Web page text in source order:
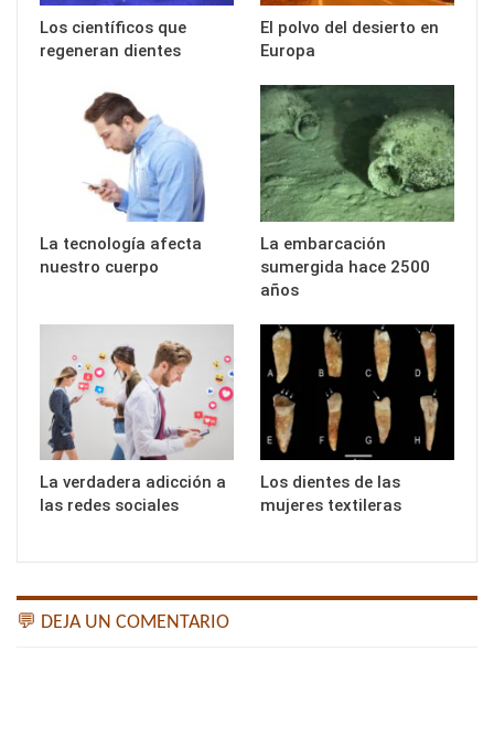
Los científicos que
regeneran dientes
El polvo del desierto en
Europa
La tecnología afecta
nuestro cuerpo
La embarcación
sumergida hace 2500
años
La verdadera adicción a
las redes sociales
Los dientes de las
mujeres textileras
💬 DEJA UN COMENTARIO